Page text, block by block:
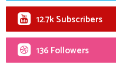
12.7k Subscribers
136 Followers